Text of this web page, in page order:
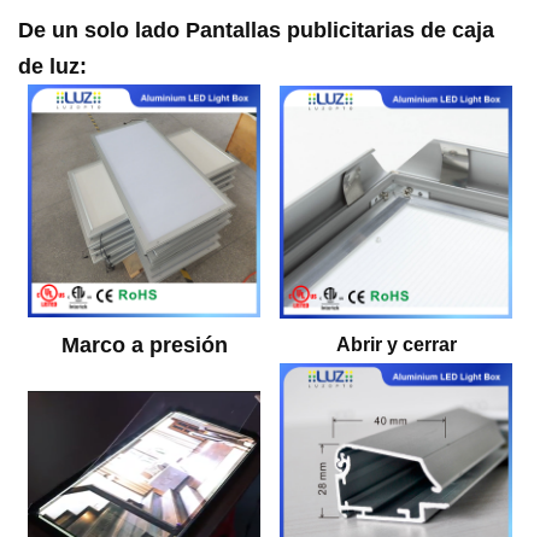
De un solo lado Pantallas publicitarias de caja
de luz:
Marco a presión Abrir y cerrar